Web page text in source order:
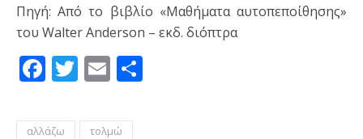
Πηγή: Από το βιβλίο «Μαθήματα αυτοπεποίθησης»
του Walter Anderson – εκδ. διόπτρα
Facebook
Twitter
Email
αλλάζω τολμώ